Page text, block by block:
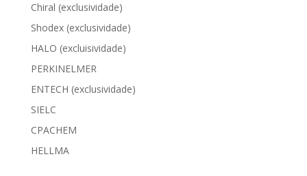
Chiral (exclusividade)
Shodex (exclusividade)
HALO (excluisividade)
PERKINELMER
ENTECH (exclusividade)
SIELC
CPACHEM
HELLMA